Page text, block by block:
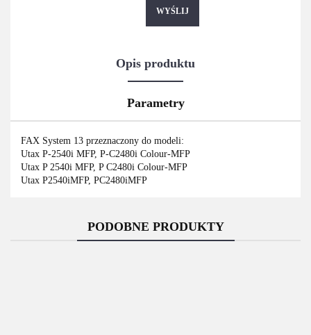
WYŚLIJ
Opis produktu
Parametry
FAX System 13 przeznaczony do modeli:
Utax P-2540i MFP, P-C2480i Colour-MFP
Utax P 2540i MFP, P C2480i Colour-MFP
Utax P2540iMFP, PC2480iMFP
PODOBNE PRODUKTY